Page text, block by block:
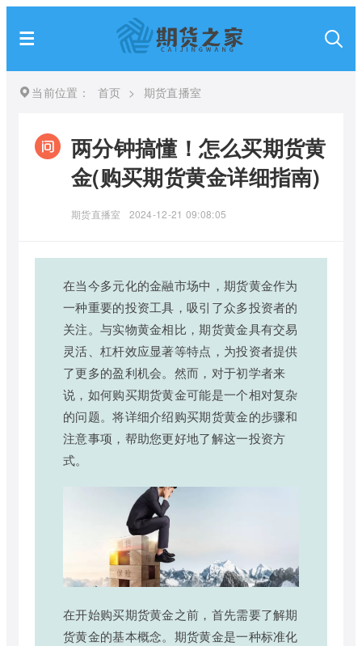
当前位置： 首页 > 期货直播室
两分钟搞懂！怎么买期货黄
金(购买期货黄金详细指南)
期货直播室 2024-12-21 09:08:05
在当今多元化的金融市场中，期货黄金作为
一种重要的投资工具，吸引了众多投资者的
关注。与实物黄金相比，期货黄金具有交易
灵活、杠杆效应显著等特点，为投资者提供
了更多的盈利机会。然而，对于初学者来
说，如何购买期货黄金可能是一个相对复杂
的问题。将详细介绍购买期货黄金的步骤和
注意事项，帮助您更好地了解这一投资方
式。
在开始购买期货黄金之前，首先需要了解期
货黄金的基本概念。期货黄金是一种标准化